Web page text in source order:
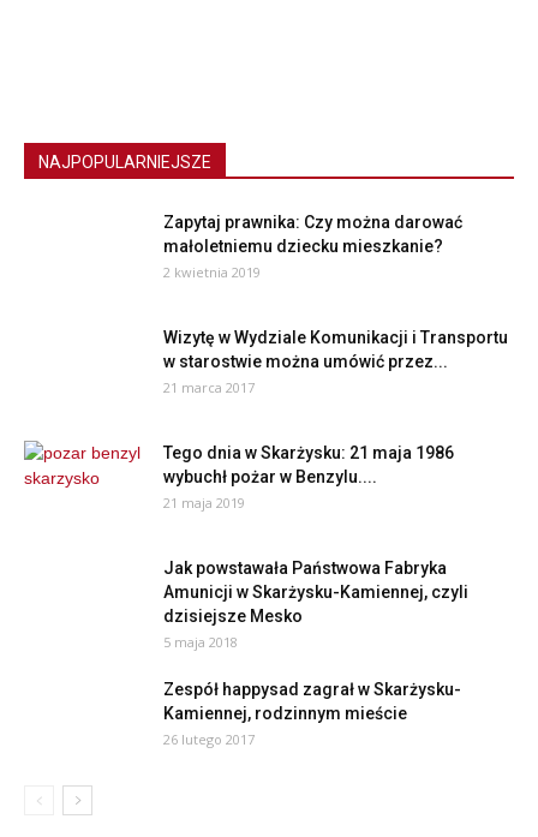
NAJPOPULARNIEJSZE
Zapytaj prawnika: Czy można darować
małoletniemu dziecku mieszkanie?
2 kwietnia 2019
Wizytę w Wydziale Komunikacji i Transportu
w starostwie można umówić przez...
21 marca 2017
Tego dnia w Skarżysku: 21 maja 1986
wybuchł pożar w Benzylu....
21 maja 2019
Jak powstawała Państwowa Fabryka
Amunicji w Skarżysku-Kamiennej, czyli
dzisiejsze Mesko
5 maja 2018
Zespół happysad zagrał w Skarżysku-
Kamiennej, rodzinnym mieście
26 lutego 2017